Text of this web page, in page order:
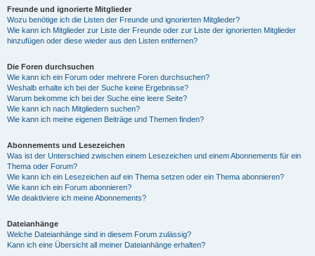
Freunde und ignorierte Mitglieder
Wozu benötige ich die Listen der Freunde und ignorierten Mitglieder?
Wie kann ich Mitglieder zur Liste der Freunde oder zur Liste der ignorierten Mitglieder
hinzufügen oder diese wieder aus den Listen entfernen?
Die Foren durchsuchen
Wie kann ich ein Forum oder mehrere Foren durchsuchen?
Weshalb erhalte ich bei der Suche keine Ergebnisse?
Warum bekomme ich bei der Suche eine leere Seite?
Wie kann ich nach Mitgliedern suchen?
Wie kann ich meine eigenen Beiträge und Themen finden?
Abonnements und Lesezeichen
Was ist der Unterschied zwischen einem Lesezeichen und einem Abonnements für ein
Thema oder Forum?
Wie kann ich ein Lesezeichen auf ein Thema setzen oder ein Thema abonnieren?
Wie kann ich ein Forum abonnieren?
Wie deaktiviere ich meine Abonnements?
Dateianhänge
Welche Dateianhänge sind in diesem Forum zulässig?
Kann ich eine Übersicht all meiner Dateianhänge erhalten?